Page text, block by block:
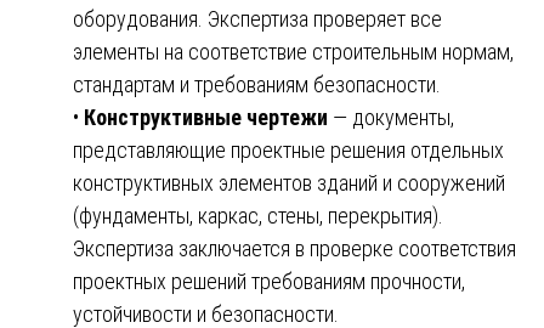
оборудования. Экспертиза проверяет все
элементы на соответствие строительным нормам,
стандартам и требованиям безопасности.
• Конструктивные чертежи — документы,
представляющие проектные решения отдельных
конструктивных элементов зданий и сооружений
(фундаменты, каркас, стены, перекрытия).
Экспертиза заключается в проверке соответствия
проектных решений требованиям прочности,
устойчивости и безопасности.